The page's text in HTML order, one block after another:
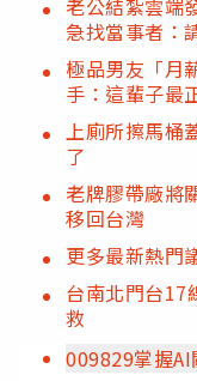
急找當事者：
極品男友「月
手：這輩子最
上廁所擦馬
了
老牌膠帶廠將
移回台灣
更多最新熱門
台南北門台
救
009829掌握AI